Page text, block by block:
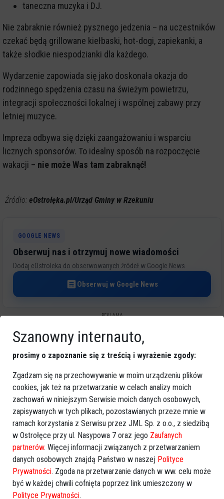
taneczna muzyka i DJ.
Nie zabraknie również pysznego jedzenia – na uczestników
czekać będą grillowane kiełbaski, hot-dogi, zapiekanki, a
także słodkie niespodzianki dla każdego.
Wydarzenie zapowiada się jako doskonała okazja do
rodzinnego spędzenia czasu na świeżym powietrzu,
integracji społeczności lokalnej i wspólnej zabawy przy
letniej muzyce.
Impreza odbywa się dzięki zaangażowaniu i wsparciu
licznych sponsorów. To idealny sposób na rozpoczęcie
wakacji – nie może Was tam zabraknąć!
Źródło: eOstrołęka.pl/Urząd Gminy w Rzekuniu
GOOGLE NEWS
Obserwuj nas i otrzymuj nowe wiadomości
Dodaj eOstroleka do obserwowanych źródeł w Google News.
Obserwuj w Google News
REKLAMA
Więcej o:festyn rodzinny,atrakcje dla dzieci,piana party
grillowane kiełbaski,rozpoczęcie wakacji
Szanowny internauto,
prosimy o zapoznanie się z treścią i wyrażenie zgody:
Zgadzam się na przechowywanie w moim urządzeniu plików
cookies, jak też na przetwarzanie w celach analizy moich
zachowań w niniejszym Serwisie moich danych osobowych,
zapisywanych w tych plikach, pozostawianych przeze mnie w
ramach korzystania z Serwisu przez JML Sp. z o.o., z siedzibą
w Ostrołęce przy ul. Nasypowa 7 oraz jego Zaufanych
partnerów. Więcej informacji związanych z przetwarzaniem
danych osobowych znajdą Państwo w naszej Polityce
Prywatności. Zgoda na przetwarzanie danych w ww. celu może
być w każdej chwili cofnięta poprzez link umieszczony w
Polityce Prywatności.